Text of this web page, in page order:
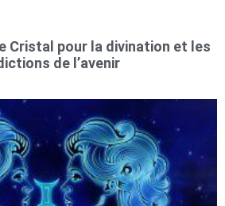
Cristal pour la divination et les
de l’avenir